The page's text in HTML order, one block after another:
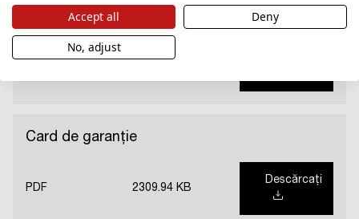
Fișă de date
Card de garanție
PDF 2309.94 KB
Descărcați
Accept all
Deny
No, adjust